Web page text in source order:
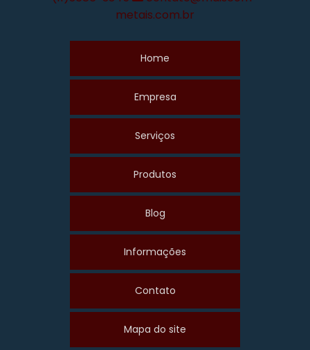
metais.com.br
Home
Empresa
Serviços
Produtos
Blog
Informações
Contato
Mapa do site